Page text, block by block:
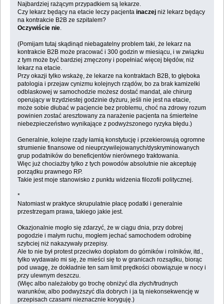
Najbardziej rażącym przypadkiem są lekarze.
Czy lekarz będący na etacie leczy pacjenta inaczejniż lekarz będący
na kontrakcie B2B ze szpitalem?
Oczywiście nie.
(Pomijam tutaj skądinąd niebagatelny problem taki, że lekarz na
kontrakcie B2B może pracować i 300 godzin w miesiącu, i w związku
z tym może być bardziej zmęczony i popełniać więcej błędów, niż
lekarz na etacie.
Przy okazji tylko wskażę, że lekarze na kontraktach B2B, to głęboka
patologia i przejaw cynizmu kolejnych rządów, bo za brak kamizelki
odblaskowej w samochodzie możesz dostać mandat, ale chirurg
operujący w trzydziestej godzinie dyżuru, jeśli nie jest na etacie,
może sobie dłubać w pacjencie bez problemu, choć na zdrowy rozum
powinien zostać aresztowany za narażenie pacjenta na śmiertelne
niebezpieczeństwo wynikające z podwyższonego ryzyka błędu.)
Generalnie, kolejne rządy łamią konstytucję i przekierowują ogromne
strumienie finansowe od nieuprzywilejowanych/dyskryminowanych
grup podatników do beneficjentów nierównego traktowania.
Więc już chociażby tylko z tych powodów absolutnie nie akceptuję
porządku prawnego RP.
Takie jest moje stanowisko z punktu widzenia filozofii politycznej.
*
Natomiast w praktyce skrupulatnie płacę podatki i generalnie
przestrzegam prawa, takiego jakie jest.
Okazjonalnie mogło się zdarzyć, że w ciągu dnia, przy dobrej
pogodzie i małym ruchu, mogłem jechać samochodem odrobinę
szybciej niż nakazywały przepisy.
Ale to nie był protest przeciwko dopłatom do górników i rolników, itd.,
tylko wydawało mi się, że mieści się to w granicach rozsądku, biorąc
pod uwagę, że dokładnie ten sam limit prędkości obowiązuje w nocy i
przy ulewnym deszczu.
(Więc albo należałoby go trochę obniżyć dla złych/trudnych
warunków, albo podwyższyć dla dobrych i ja tą niekonsekwencję w
przepisach czasami nieznacznie koryguję.)